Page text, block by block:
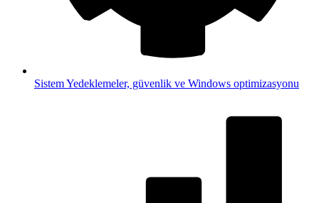
SistemYedeklemeler, güvenlik ve Windows optimizasyonu